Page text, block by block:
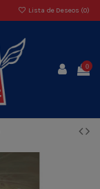
Lista de Deseos (0)
0